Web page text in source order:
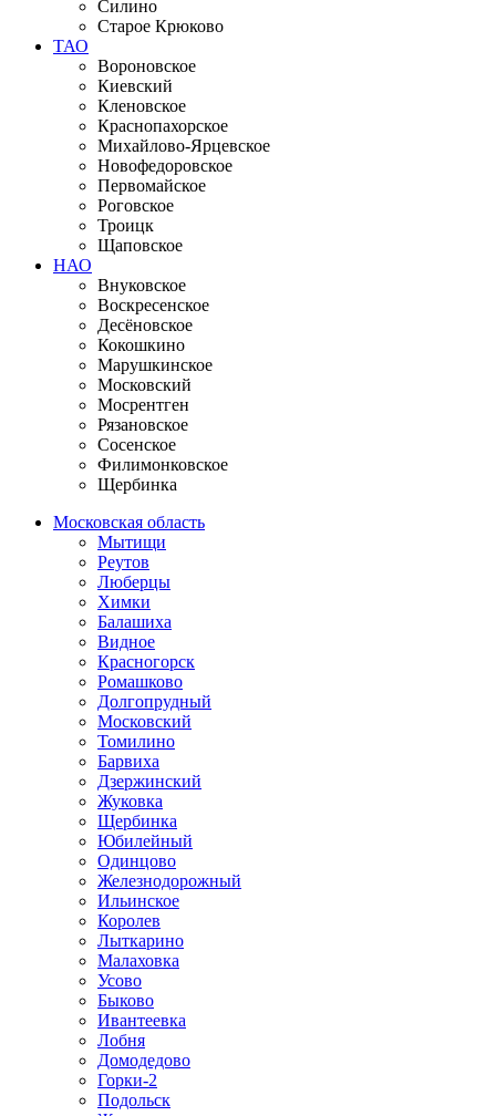
Силино
Старое Крюково
ТАО
Вороновское
Киевский
Кленовское
Краснопахорское
Михайлово-Ярцевское
Новофедоровское
Первомайское
Роговское
Троицк
Щаповское
НАО
Внуковское
Воскресенское
Десёновское
Кокошкино
Марушкинское
Московский
Мосрентген
Рязановское
Сосенское
Филимонковское
Щербинка
Московская область
Мытищи
Реутов
Люберцы
Химки
Балашиха
Видное
Красногорск
Ромашково
Долгопрудный
Московский
Томилино
Барвиха
Дзержинский
Жуковка
Щербинка
Юбилейный
Одинцово
Железнодорожный
Ильинское
Королев
Лыткарино
Малаховка
Усово
Быково
Ивантеевка
Лобня
Домодедово
Горки-2
Подольск